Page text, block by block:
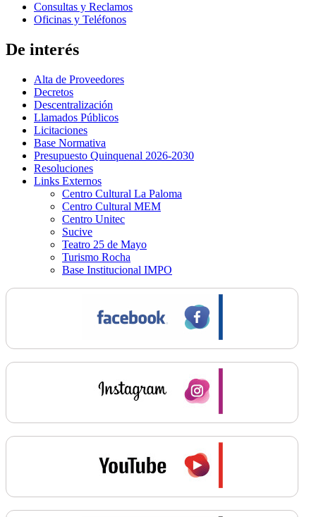
Consultas y Reclamos
Oficinas y Teléfonos
De interés
Alta de Proveedores
Decretos
Descentralización
Llamados Públicos
Licitaciones
Base Normativa
Presupuesto Quinquenal 2026-2030
Resoluciones
Links Externos
Centro Cultural La Paloma
Centro Cultural MEM
Centro Unitec
Sucive
Teatro 25 de Mayo
Turismo Rocha
Base Institucional IMPO